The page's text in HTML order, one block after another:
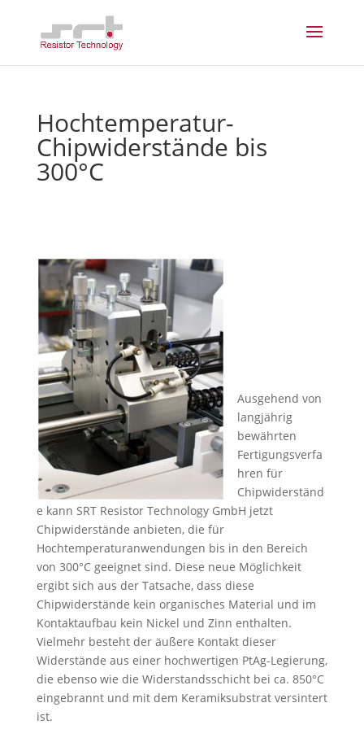
Hochtemperatur-
Chipwiderstände bis
300°C
Ausgehend von
langjährig
bewährten
Fertigungsverfa
hren für
Chipwiderständ
e kann SRT Resistor Technology GmbH jetzt
Chipwiderstände anbieten, die für
Hochtemperaturanwendungen bis in den Bereich
von 300°C geeignet sind. Diese neue Möglichkeit
ergibt sich aus der Tatsache, dass diese
Chipwiderstände kein organisches Material und im
Kontaktaufbau kein Nickel und Zinn enthalten.
Vielmehr besteht der äußere Kontakt dieser
Widerstände aus einer hochwertigen PtAg-Legierung,
die ebenso wie die Widerstandsschicht bei ca. 850°C
eingebrannt und mit dem Keramiksubstrat versintert
ist.